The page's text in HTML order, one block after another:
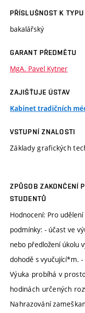
PŘÍSLUŠNOST K
bakalářský
GARANT PŘEDMĚTU
MgA. Pavel Kytner
ZAJIŠŤUJE ÚSTAV
Kabinet tradičních
VSTUPNÍ ZNALOSTI
Základy grafických
ZPŮSOB ZAKONČENÍ
STUDENTŮ
Hodnocení: Pro
podmínky: - účast ve
nebo předložení úkolu
dohodě s vyučující*m.
Výuka probíhá v
hodinách určených
Nahrazování